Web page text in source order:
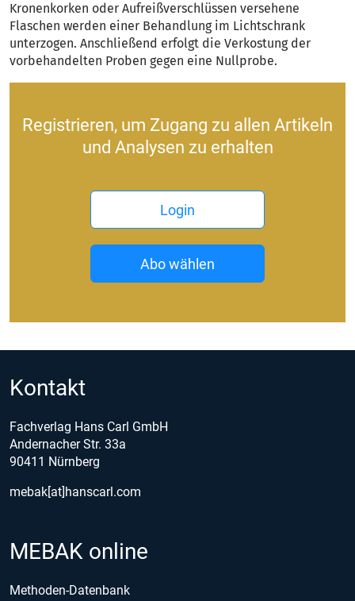
Kronenkorken oder Aufreißverschlüssen versehene
Flaschen werden einer Behandlung im Lichtschrank
unterzogen. Anschließend erfolgt die Verkostung der
vorbehan­delten Proben gegen eine Nullprobe.
Registrieren, um Zugang zu allen Artikeln
und Analysen zu erhalten
Login
Abo wählen
Kontakt
Fachverlag Hans Carl GmbH
Andernacher Str. 33a
90411 Nürnberg
mebak[at]hanscarl.com
MEBAK online
Methoden-Datenbank